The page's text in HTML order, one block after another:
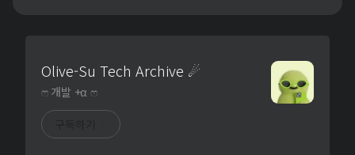
Olive-Su Tech Archive ☄︎
ෆ 개발 +α ෆ